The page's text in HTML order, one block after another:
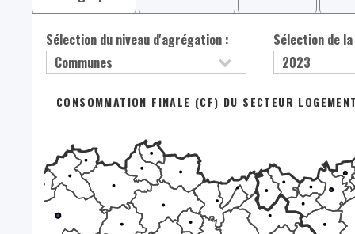
Sélection du niveau d'agrégation : Sélection de
CONSOMMATION FINALE (CF) DU SECTEUR